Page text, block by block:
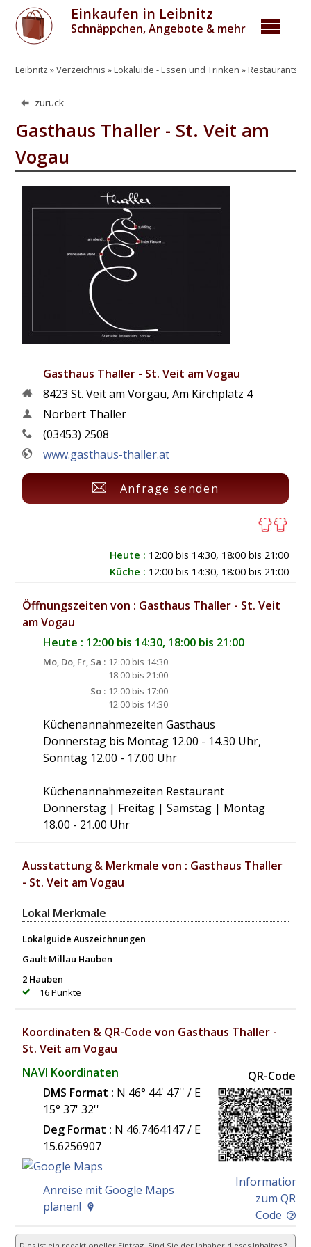
Einkaufen in Leibnitz
Schnäppchen, Angebote & mehr
Leibnitz Verzeichnis Lokaluide - Essen und Trinken Restaurants,
zurück
Gasthaus Thaller - St. Veit am
Vogau
Gasthaus Thaller - St. Veit am Vogau
8423 St. Veit am Vorgau,Am Kirchplatz 4
Norbert Thaller
(03453) 2508
www.gasthaus-thaller.at
Anfrage senden
Heute : 12:00 bis 14:30, 18:00 bis 21:00
Küche : 12:00 bis 14:30, 18:00 bis 21:00
Öffnungszeiten von : Gasthaus Thaller - St. Veit
am Vogau
Heute : 12:00 bis 14:30, 18:00 bis 21:00
Mo, Do, Fr, Sa : 12:00 bis 14:30
18:00 bis 21:00
So : 12:00 bis 17:00
12:00 bis 14:30
Küchenannahmezeiten Gasthaus
Donnerstag bis Montag 12.00 - 14.30 Uhr,
Sonntag 12.00 - 17.00 Uhr
Küchenannahmezeiten Restaurant
Donnerstag | Freitag | Samstag | Montag
18.00 - 21.00 Uhr
Ausstattung & Merkmale von : Gasthaus Thaller
- St. Veit am Vogau
Lokal Merkmale
Lokalguide Auszeichnungen
Gault Millau Hauben
2 Hauben
16 Punkte
Koordinaten & QR-Code von Gasthaus Thaller -
St. Veit am Vogau
NAVI Koordinaten
DMS Format : N 46° 44' 47'' / E
15° 37' 32''
Deg Format : N 46.7464147/ E
15.6256907
Anreise mit Google Maps
planen!
QR-Code
Information
zum QR
Code